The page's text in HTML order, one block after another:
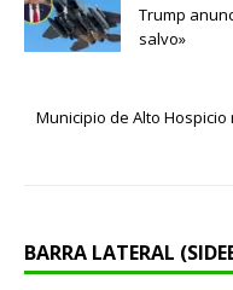
Trump
salvo»
Municipio de Alto
BARRA LATERAL